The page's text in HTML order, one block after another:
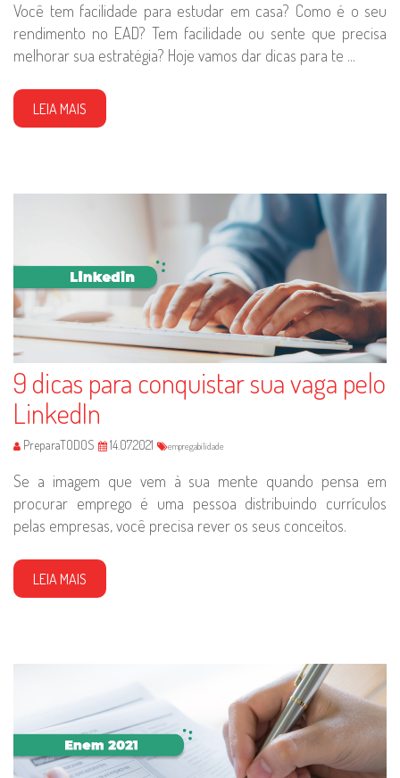
Você tem facilidade para estudar em casa? Como é o seu
rendimento no EAD? Tem facilidade ou sente que precisa
melhorar sua estratégia? Hoje vamos dar dicas para te ...
LEIA MAIS
9 dicas para conquistar sua vaga pelo
LinkedIn
PreparaTODOS 14.07.2021 empregabilidade
Se a imagem que vem à sua mente quando pensa em
procurar emprego é uma pessoa distribuindo currículos
pelas empresas, você precisa rever os seus conceitos.
LEIA MAIS